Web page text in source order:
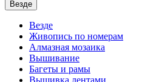
Везде
Везде
Живопись по номерам
Алмазная мозаика
Вышивание
Багеты и рамы